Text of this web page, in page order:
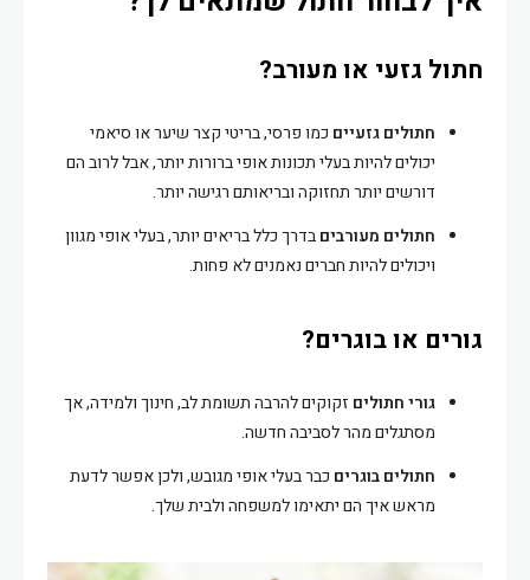
חתול גזעי או מעורב?
חתולים גזעיים כמו פרסי, בריטי קצר שיער או סיאמי
יכולים להיות בעלי תכונות אופי ברורות יותר, אבל לרוב הם
דורשים יותר תחזוקה ובריאותם רגישה יותר.
חתולים מעורביםבדרך כלל בריאים יותר, בעלי אופי מגוון
ויכולים להיות חברים נאמנים לא פחות.
גורים או בוגרים?
גורי חתולים זקוקים להרבה תשומת לב, חינוך ולמידה, אך
מסתגלים מהר לסביבה חדשה.
חתולים בוגרים כבר בעלי אופי מגובש, ולכן אפשר לדעת
מראש איך הם יתאימו למשפחה ולבית שלך.